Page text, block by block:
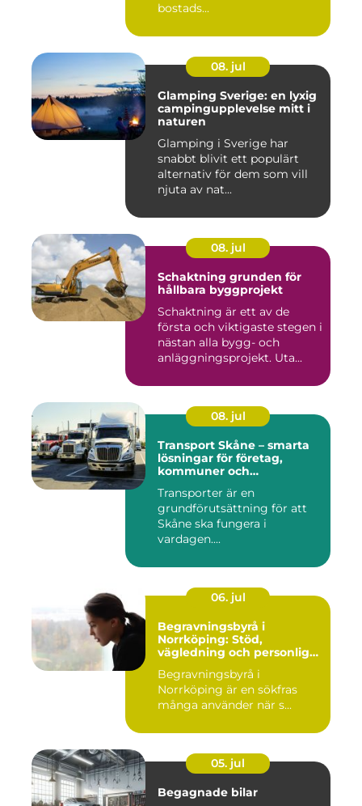
bostads...
08. jul
Glamping Sverige: en lyxig
campingupplevelse mitt i
naturen
Glamping i Sverige har
snabbt blivit ett populärt
alternativ för dem som vill
njuta av nat...
08. jul
Schaktning grunden för
hållbara byggprojekt
Schaktning är ett av de
första och viktigaste stegen i
nästan alla bygg- och
anläggningsprojekt. Uta...
08. jul
Transport Skåne – smarta
lösningar för företag,
kommuner och
Transporter är en
grundförutsättning för att
Skåne ska fungera i
vardagen....
06. jul
Begravningsbyrå i
Norrköping: Stöd,
vägledning och personliga
Begravningsbyrå i
Norrköping är en sökfras
många använder när s...
05. jul
Begagnade bilar